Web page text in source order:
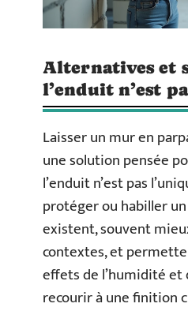
Alternatives et
l’enduit n’est
Laisser un mur en
une solution pensée
l’enduit n’est pas
protéger ou habiller
existent, souvent
contextes, et
effets de l’humidité et
recourir à une finition